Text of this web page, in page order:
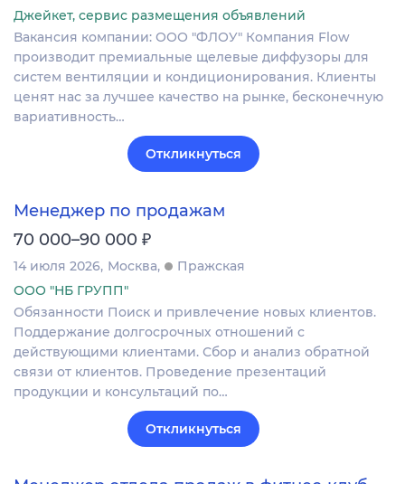
Джейкет, сервис размещения объявлений
Вакансия компании: ООО "ФЛОУ" Компания Flow
производит премиальные щелевые диффузоры для
систем вентиляции и кондиционирования. Клиенты
ценят нас за лучшее качество на рынке, бесконечную
вариативность…
Откликнуться
Менеджер по продажам
70 000–90 000 ₽
14 июля 2026 Москва
Пражская
ООО "НБ ГРУПП"
Обязанности Поиск и привлечение новых клиентов.
Поддержание долгосрочных отношений с
действующими клиентами. Сбор и анализ обратной
связи от клиентов. Проведение презентаций
продукции и консультаций по…
Откликнуться